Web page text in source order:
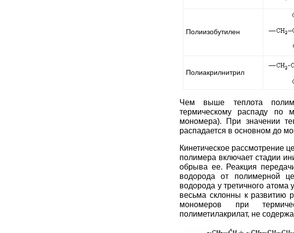
Полиизобутилен
Полиакрилнитрил
Чем выше теплота
термическому распаду по
мономера). При значении
распадается в основном до
Кинетическое рассмотрение
полимера включает стадии
обрыва ее. Реакция
водорода от полимерной
водорода у третичного
весьма склонны к развитию
мономеров при
полиметилакрилат, не